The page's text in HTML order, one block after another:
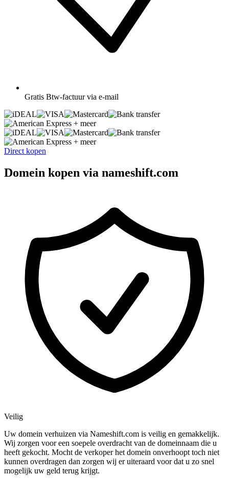
Gratis Btw-factuur via e-mail
+ meer
+ meer
Direct kopen
Domein kopen via nameshift.com
Veilig
Uw domein verhuizen via Nameshift.com is veilig en gemakkelijk.
Wij zorgen voor een soepele overdracht van de domeinnaam die u
heeft gekocht. Mocht de verkoper het domein onverhoopt toch niet
kunnen overdragen dan zorgen wij er uiteraard voor dat u zo snel
mogelijk uw geld terug krijgt.